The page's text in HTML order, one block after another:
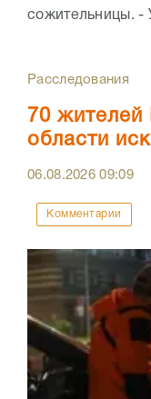
сожительницы. -
Расследования
70 жителей
области
06.08.202609:09
Комментарии